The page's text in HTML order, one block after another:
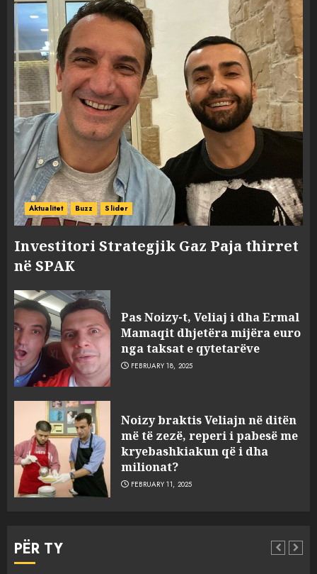
Aktualitet Buzz Slider
Investitori Strategjik Gaz Paja thirret
në SPAK
Pas Noizy-t, Veliaj i dha Ermal
Mamaqit dhjetëra mijëra euro
nga taksat e qytetarëve
FEBRUARY 18, 2025
Noizy braktis Veliajn në ditën
më të zezë, reperi i pabesë me
kryebashkiakun që i dha
milionat?
FEBRUARY 11, 2025
PËR TY
3
sulmuan “One Albania”,
ngjarja u fsheh. A u vodhën
serverat?
MARCH 25, 2025